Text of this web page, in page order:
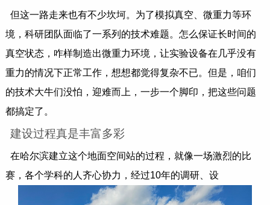
但这一路走来也有不少坎坷。为了模拟真空、微重力等环
境，科研团队面临了一系列的技术难题。怎么保证长时间的
真空状态，咋样制造出微重力环境，让实验设备在几乎没有
重力的情况下正常工作，想想都觉得复杂不已。但是，咱们
的技术大牛们没怕，迎难而上，一步一个脚印，把这些问题
都搞定了。
建设过程真是丰富多彩
在哈尔滨建立这个地面空间站的过程，就像一场激烈的比
赛，各个学科的人齐心协力，经过10年的调研、设